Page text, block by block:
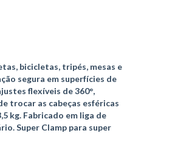
bicicletas, tripés, mesas e
segura em superfícies de
flexíveis de 360°,
trocar as cabeças esféricas
kg. Fabricado em liga de
Super Clamp para super